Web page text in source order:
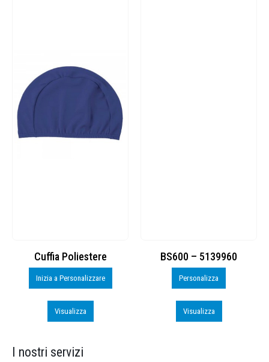
Cuffia Poliestere
Inizia a Personalizzare
Visualizza
BS600 – 5139960
Personalizza
Visualizza
I nostri servizi